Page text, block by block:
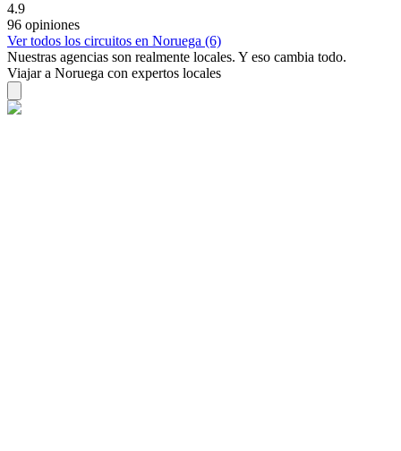
4.9
96 opiniones
Ver todos los circuitos en Noruega (6)
Nuestras agencias son realmente locales. Y eso cambia todo.
Viajar a Noruega con expertos locales